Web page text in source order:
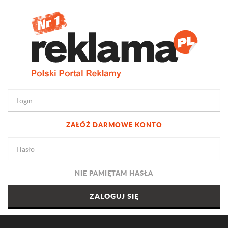
ZAŁÓŻ DARMOWE KONTO
NIE PAMIĘTAM HASŁA